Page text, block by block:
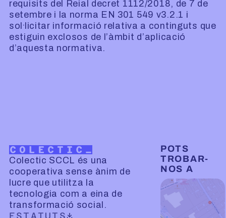
requisits del Reial decret 1112/2018, de 7 de
setembre i la norma EN 301 549 v3.2.1 i
sol·licitar informació relativa a continguts que
estiguin exclosos de l’àmbit d’aplicació
d’aquesta normativa.
Colectic SCCL és una
cooperativa sense ànim de
lucre que utilitza la
tecnologia com a eina de
transformació social.
ESTATUTS
DOCUMENT PDF DESCARREGABLE
POTS
TROBAR-
NOS A